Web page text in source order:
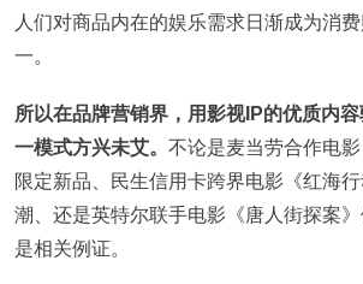
人们对商品内在的娱乐需求日渐成为消
一。
所以在品牌营销界，用影视IP的优质内
一模式方兴未艾。 不论是麦当劳合作电
限定新品、民生信用卡跨界电影《红海
潮、还是英特尔联手电影《唐人街探案
是相关例证。